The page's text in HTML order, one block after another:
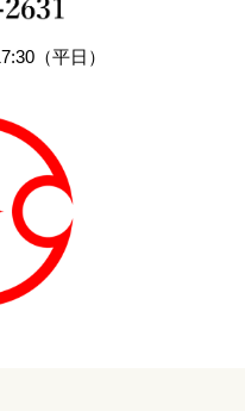
（平日）